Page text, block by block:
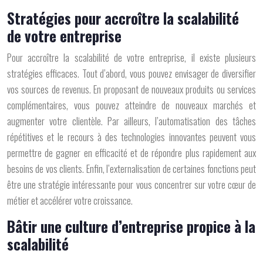
Stratégies pour accroître la scalabilité
de votre entreprise
Pour accroître la scalabilité de votre entreprise, il existe plusieurs
stratégies efficaces. Tout d’abord, vous pouvez envisager de diversifier
vos sources de revenus. En proposant de nouveaux produits ou services
complémentaires, vous pouvez atteindre de nouveaux marchés et
augmenter votre clientèle. Par ailleurs, l’automatisation des tâches
répétitives et le recours à des technologies innovantes peuvent vous
permettre de gagner en efficacité et de répondre plus rapidement aux
besoins de vos clients. Enfin, l’externalisation de certaines fonctions peut
être une stratégie intéressante pour vous concentrer sur votre cœur de
métier et accélérer votre croissance.
Bâtir une culture d’entreprise propice à la
scalabilité